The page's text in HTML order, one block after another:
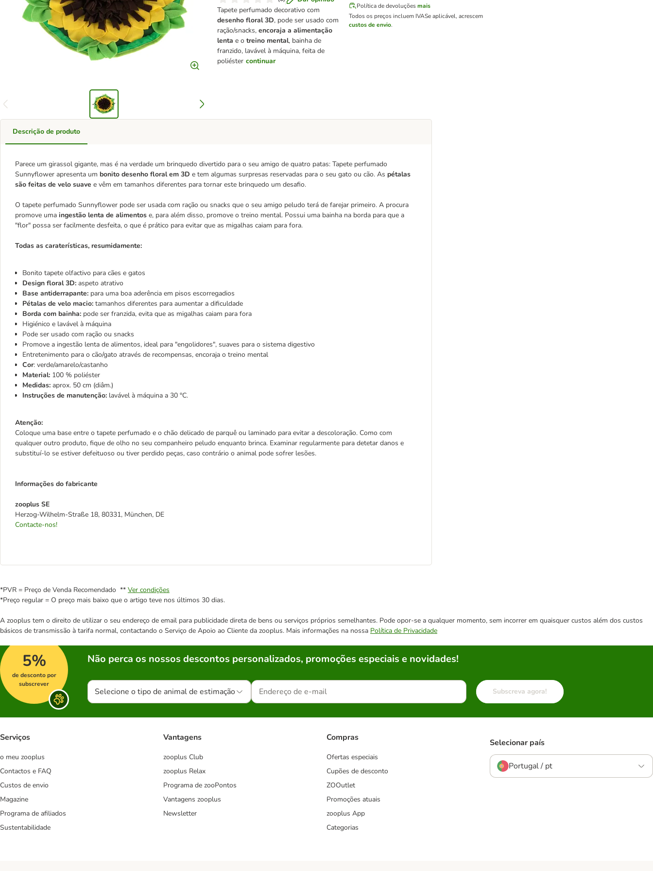
Tapete perfumado decorativo com
desenho floral 3D, pode ser usado com
ração/snacks, encoraja a alimentação
lenta e o treino mental, bainha de
franzido, lavável à máquina, feita de
poliéster continuar
Política de devoluçõesmais
Todos os preços incluem IVASe aplicável, acrescem
custos de envio.
Descrição de produto
Parece um girassol gigante, mas é na verdade um brinquedo divertido para o seu amigo de quatro patas: Tapete perfumado
Sunnyflower apresenta um bonito desenho floral em 3D e tem algumas surpresas reservadas para o seu gato ou cão. As pétalas
são feitas de velo suave e vêm em tamanhos diferentes para tornar este brinquedo um desafio.
O tapete perfumado Sunnyflower pode ser usada com ração ou snacks que o seu amigo peludo terá de farejar primeiro. A procura
promove uma ingestão lenta de alimentos e, para além disso, promove o treino mental. Possui uma bainha na borda para que a
"flor" possa ser facilmente desfeita, o que é prático para evitar que as migalhas caiam para fora.
Todas as caraterísticas, resumidamente:
Bonito tapete olfactivo para cães e gatos
Design floral 3D: aspeto atrativo
Base antiderrapante: para uma boa aderência em pisos escorregadios
Pétalas de velo macio: tamanhos diferentes para aumentar a dificuldade
Borda com bainha: pode ser franzida, evita que as migalhas caiam para fora
Higiénico e lavável à máquina
Pode ser usado com ração ou snacks
Promove a ingestão lenta de alimentos, ideal para "engolidores", suaves para o sistema digestivo
Entretenimento para o cão/gato através de recompensas, encoraja o treino mental
Cor: verde/amarelo/castanho
Material: 100 % poliéster
Medidas: aprox. 50 cm (diâm.)
Instruções de manutenção: lavável à máquina a 30 °C.
Atenção:
Coloque uma base entre o tapete perfumado e o chão delicado de parquê ou laminado para evitar a descoloração. Como com
qualquer outro produto, fique de olho no seu companheiro peludo enquanto brinca. Examinar regularmente para detetar danos e
substituí-lo se estiver defeituoso ou tiver perdido peças, caso contrário o animal pode sofrer lesões.
Informações do fabricante
zooplus SE
Herzog-Wilhelm-Straße 18, 80331, München, DE
Contacte-nos!
*PVR = Preço de Venda Recomendado ** Ver condições
*Preço regular = O preço mais baixo que o artigo teve nos últimos 30 dias.
A zooplus tem o direito de utilizar o seu endereço de email para publicidade direta de bens ou serviços próprios semelhantes. Pode opor-se a qualquer momento, sem incorrer em quaisquer custos além dos custos
básicos de transmissão à tarifa normal, contactando o Serviço de Apoio ao Cliente da zooplus. Mais informações na nossa Política de Privacidade
5%
de desconto por
subscrever
Não perca os nossos descontos personalizados, promoções especiais e novidades!
Selecione o tipo de animal de estimação Subscreva agora!
Serviços
o meu zooplus
Contactos e FAQ
Custos de envio
Magazine
Programa de afiliados
Sustentabilidade
Vantagens
zooplus Club
zooplus Relax
Programa de zooPontos
Vantagens zooplus
Newsletter
Compras
Ofertas especiais
Cupões de desconto
ZOOutlet
Promoções atuais
zooplus App
Categorias
Selecionar país
Portugal / pt